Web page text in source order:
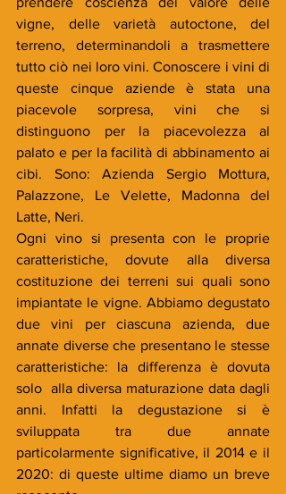
vigne, delle varietà autoctone, del
terreno, determinandoli a trasmettere
tutto ciò nei loro vini. Conoscere i vini di
queste cinque aziende è stata una
piacevole sorpresa, vini che si
distinguono per la piacevolezza al
palato e per la facilità di abbinamento ai
cibi. Sono: Azienda Sergio Mottura,
Palazzone, Le Velette, Madonna del
Latte, Neri.
Ogni vino si presenta con le proprie
caratteristiche, dovute alla diversa
costituzione dei terreni sui quali sono
impiantate le vigne. Abbiamo degustato
due vini per ciascuna azienda, due
annate diverse che presentano le stesse
caratteristiche: la differenza è dovuta
solo  alla diversa maturazione data dagli
anni. Infatti la degustazione si è
sviluppata tra due annate
particolarmente significative, il 2014 e il
2020: di queste ultime diamo un breve